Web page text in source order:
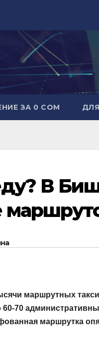
ЗА 0 СОМ
В
маршрутных
70
маршрутка